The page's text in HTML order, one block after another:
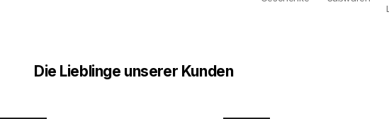
Die Lieblinge unserer Kunden